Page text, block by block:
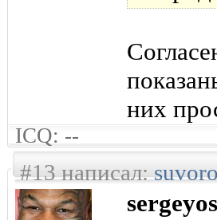
них
ICQ: --
#13 написал: